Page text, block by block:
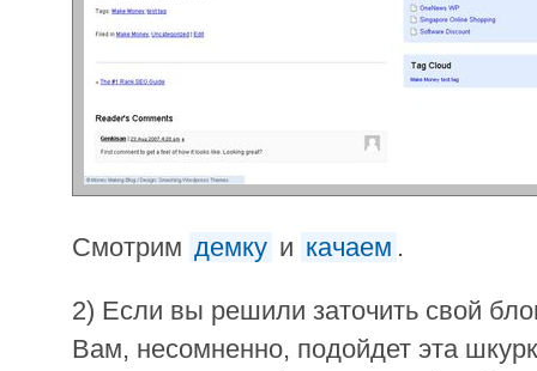
Смотрим демку и качаем .
2) Если вы решили заточить свой
Вам, несомненно, подойдет эта